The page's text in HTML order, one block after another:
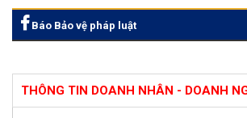
Báo Bảo vệ pháp luật
THÔNG TIN DOANH NHÂN - DOANH